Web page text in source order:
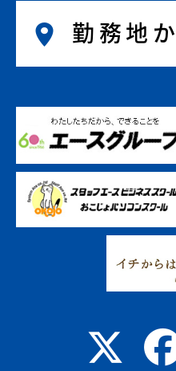
勤務地